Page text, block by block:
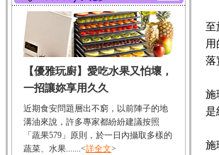
鮪魚
鮪魚肚肉中的不飽和脂
肪酸內富含EPA和DH...
韭菜
韭菜所含的膳食纖維能
幫助消化與通便；揮...
冬瓜
冬瓜營養價值高，鈉含
量極低是水腫病人的...
豆豉
【優雅玩廚】愛吃水果又怕壞，
一招讓妳享用久久
近期食安問題層出不窮，以前陣子的地
溝油來說，許多專家都紛紛建議按照
「蔬果579」原則，於一日內攝取多樣的
蔬菜、水果.......<詳全文>
至
落
施
是
施